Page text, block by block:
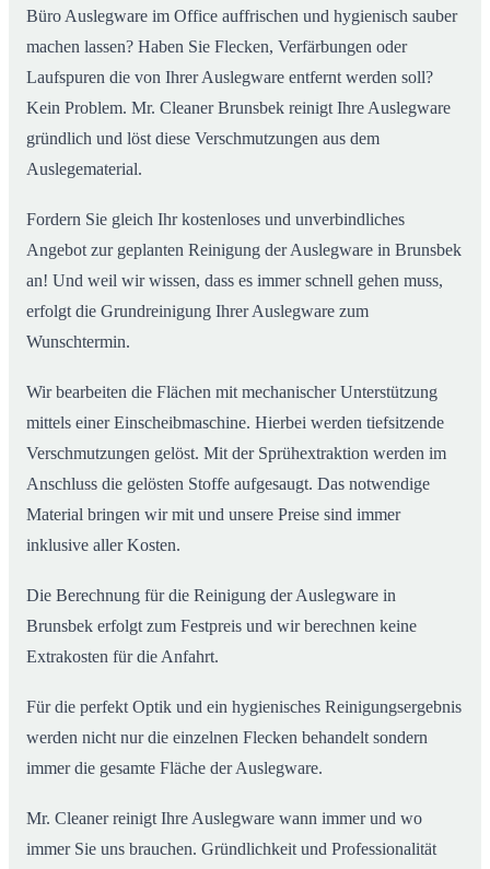
Büro Auslegware im Office auffrischen und hygienisch sauber
machen lassen? Haben Sie Flecken, Verfärbungen oder
Laufspuren die von Ihrer Auslegware entfernt werden soll?
Kein Problem. Mr. Cleaner Brunsbek reinigt Ihre Auslegware
gründlich und löst diese Verschmutzungen aus dem
Auslegematerial.
Fordern Sie gleich Ihr kostenloses und unverbindliches
Angebot zur geplanten Reinigung der Auslegware in Brunsbek
an! Und weil wir wissen, dass es immer schnell gehen muss,
erfolgt die Grundreinigung Ihrer Auslegware zum
Wunschtermin.
Wir bearbeiten die Flächen mit mechanischer Unterstützung
mittels einer Einscheibmaschine. Hierbei werden tiefsitzende
Verschmutzungen gelöst. Mit der Sprühextraktion werden im
Anschluss die gelösten Stoffe aufgesaugt. Das notwendige
Material bringen wir mit und unsere Preise sind immer
inklusive aller Kosten.
Die Berechnung für die Reinigung der Auslegware in
Brunsbek erfolgt zum Festpreis und wir berechnen keine
Extrakosten für die Anfahrt.
Für die perfekt Optik und ein hygienisches Reinigungsergebnis
werden nicht nur die einzelnen Flecken behandelt sondern
immer die gesamte Fläche der Auslegware.
Mr. Cleaner reinigt Ihre Auslegware wann immer und wo
immer Sie uns brauchen. Gründlichkeit und Professionalität